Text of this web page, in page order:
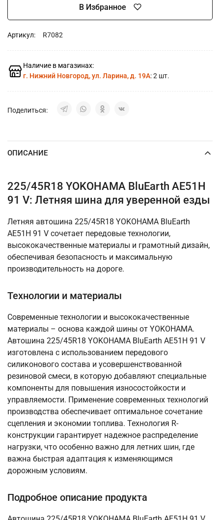
В Избранное
Артикул: R7082
Наличие в магазинах:
г. Нижний Новгород, ул. Ларина, д. 19А: 2 шт.
Поделиться:
ОПИСАНИЕ
225/45R18 YOKOHAMA BluEarth AE51H
91 V: Летняя шина для уверенной езды
Летняя автошина 225/45R18 YOKOHAMA BluEarth
AE51H 91 V сочетает передовые технологии,
высококачественные материалы и грамотный дизайн,
обеспечивая безопасность и максимальную
производительность на дороге.
Технологии и материалы
Современные технологии и высококачественные
материалы – основа каждой шины от YOKOHAMA.
Автошина 225/45R18 YOKOHAMA BluEarth AE51H 91 V
изготовлена с использованием передового
силиконового состава и усовершенствованной
резиновой смеси, в которую добавляют специальные
компоненты для повышения износостойкости и
управляемости. Применение современных технологий
производства обеспечивает оптимальное сочетание
сцепления и экономии топлива. Технология R-
конструкции гарантирует надежное распределение
нагрузки, что особенно важно для летних шин, где
важна быстрая адаптация к изменяющимся
дорожным условиям.
Подробное описание продукта